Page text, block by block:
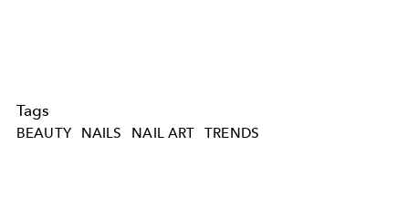
Tags
BEAUTY NAILS NAIL ART TRENDS